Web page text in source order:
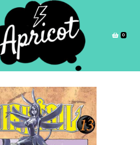
0